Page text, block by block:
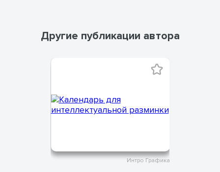
Другие публикации автора
Интро Графика